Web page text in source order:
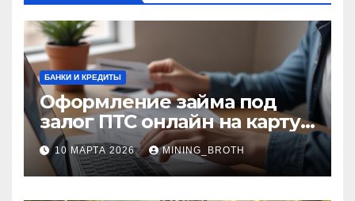
БАНКИ И КРЕДИТЫ
Оформление займа под
залог ПТС онлайн на карту
без визита в офис: порядок,
требования и документы
10 МАРТА 2026 MINING_BROTH